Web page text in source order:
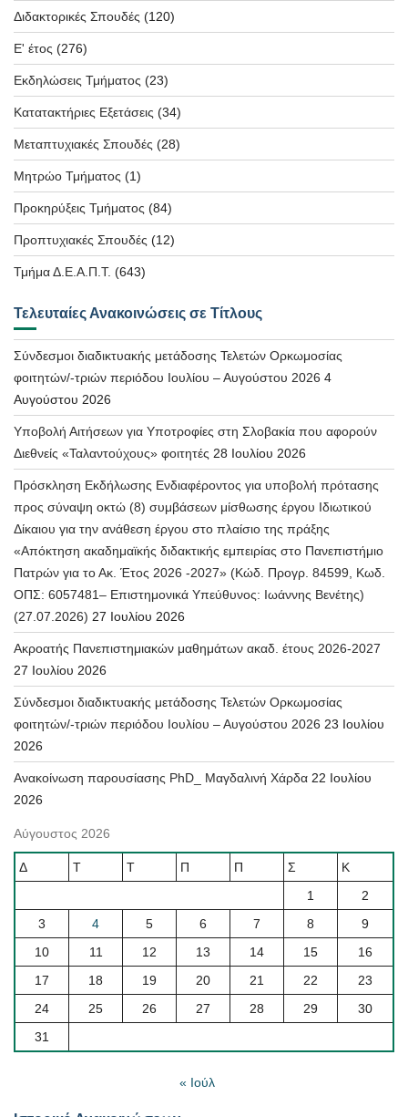
Διδακτορικές Σπουδές (120)
Ε' έτος (276)
Εκδηλώσεις Τμήματος (23)
Κατατακτήριες Εξετάσεις (34)
Μεταπτυχιακές Σπουδές (28)
Μητρώο Τμήματος (1)
Προκηρύξεις Τμήματος (84)
Προπτυχιακές Σπουδές (12)
Τμήμα Δ.Ε.Α.Π.Τ. (643)
Τελευταίες Ανακοινώσεις σε Τίτλους
Σύνδεσμοι διαδικτυακής μετάδοσης Τελετών Ορκωμοσίας
φοιτητών/-τριών περιόδου Ιουλίου – Αυγούστου 2026 4
Αυγούστου 2026
Υποβολή Αιτήσεων για Υποτροφίες στη Σλοβακία που αφορούν
Διεθνείς «Ταλαντούχους» φοιτητές 28 Ιουλίου 2026
Πρόσκληση Εκδήλωσης Ενδιαφέροντος για υποβολή πρότασης
προς σύναψη οκτώ (8) συμβάσεων μίσθωσης έργου Ιδιωτικού
Δίκαιου για την ανάθεση έργου στο πλαίσιο της πράξης
«Απόκτηση ακαδημαϊκής διδακτικής εμπειρίας στο Πανεπιστήμιο
Πατρών για το Ακ. Έτος 2026 -2027» (Κώδ. Προγρ. 84599, Κωδ.
ΟΠΣ: 6057481– Επιστημονικά Υπεύθυνος: Ιωάννης Βενέτης)
(27.07.2026) 27 Ιουλίου 2026
Ακροατής Πανεπιστημιακών μαθημάτων ακαδ. έτους 2026-2027
27 Ιουλίου 2026
Σύνδεσμοι διαδικτυακής μετάδοσης Τελετών Ορκωμοσίας
φοιτητών/-τριών περιόδου Ιουλίου – Αυγούστου 2026 23 Ιουλίου
2026
Ανακοίνωση παρουσίασης PhD_ Μαγδαλινή Χάρδα 22 Ιουλίου
2026
Αύγουστος 2026
Δ Τ Τ Π Π Σ
Κ
1
2
3
4 5 6 7 8
9
10
11 12 13 14 15
16
17
18 19 20 21 22
23
24
25 26 27 28 29
30
31
« Ιούλ